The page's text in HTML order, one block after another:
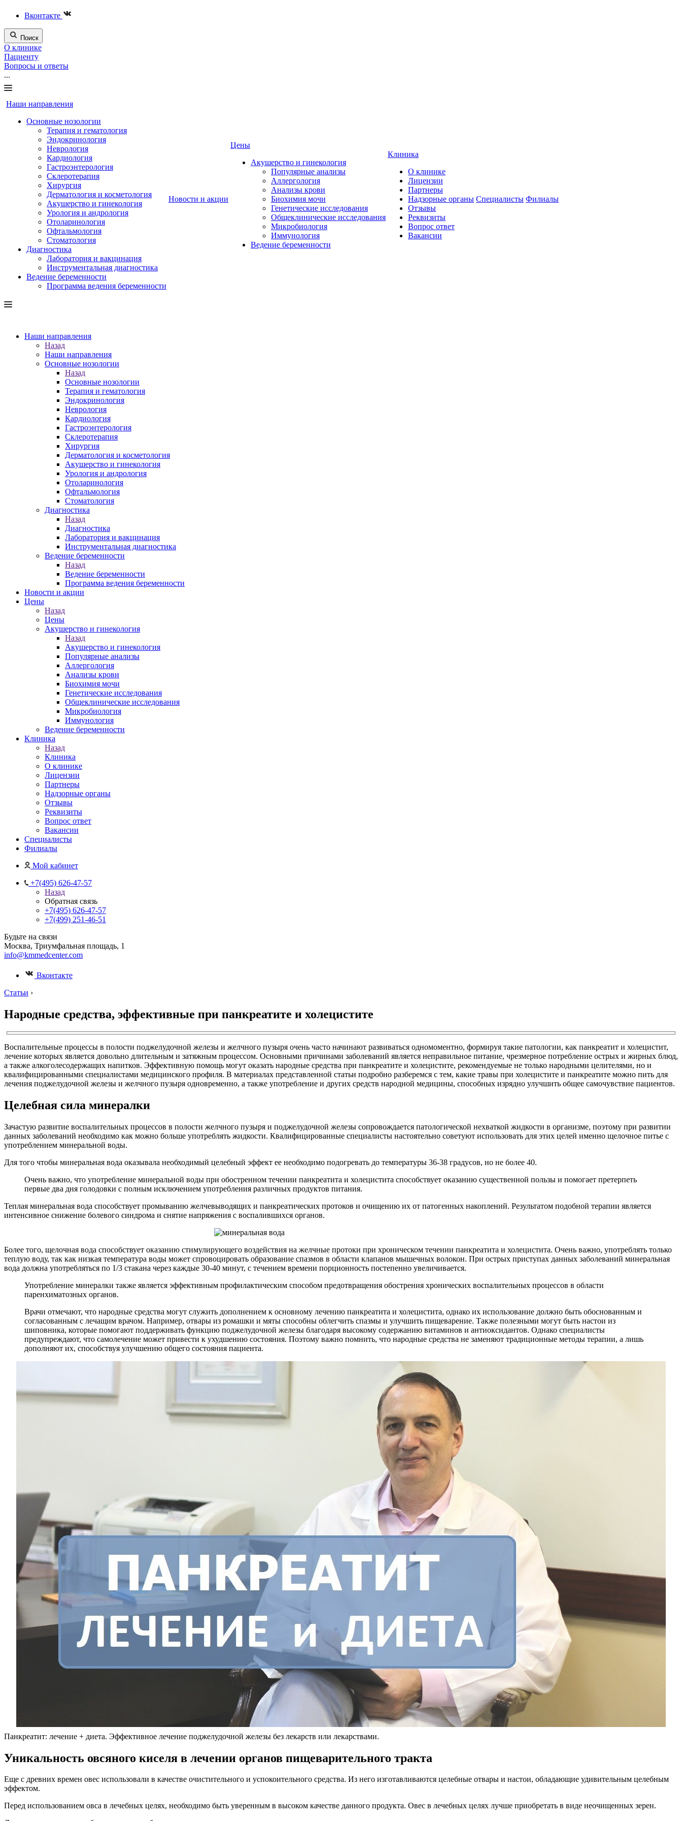
Вконтакте
Поиск
О клинике
Пациенту
Вопросы и ответы
...
Наши направления
Основные нозологии
Терапия и гематология
Эндокринология
Неврология
Кардиология
Гастроэнтерология
Склеротерапия
Хирургия
Дерматология и косметология
Акушерство и гинекология
Урология и андрология
Отоларинология
Офтальмология
Стоматология
Диагностика
Лаборатория и вакцинация
Инструментальная диагностика
Ведение беременности
Программа ведения беременности
Новости и акции
Цены
Акушерство и гинекология
Популярные анализы
Аллергология
Анализы крови
Биохимия мочи
Генетические исследования
Общеклинические исследования
Микробиология
Иммунология
Ведение беременности
Клиника
О клинике
Лицензии
Партнеры
Надзорные органы
Отзывы
Реквизиты
Вопрос ответ
Вакансии
Специалисты Филиалы
Наши направления
Назад
Наши направления
Основные нозологии
Назад
Основные нозологии
Терапия и гематология
Эндокринология
Неврология
Кардиология
Гастроэнтерология
Склеротерапия
Хирургия
Дерматология и косметология
Акушерство и гинекология
Урология и андрология
Отоларинология
Офтальмология
Стоматология
Диагностика
Назад
Диагностика
Лаборатория и вакцинация
Инструментальная диагностика
Ведение беременности
Назад
Ведение беременности
Программа ведения беременности
Новости и акции
Цены
Назад
Цены
Акушерство и гинекология
Назад
Акушерство и гинекология
Популярные анализы
Аллергология
Анализы крови
Биохимия мочи
Генетические исследования
Общеклинические исследования
Микробиология
Иммунология
Ведение беременности
Клиника
Назад
Клиника
О клинике
Лицензии
Партнеры
Надзорные органы
Отзывы
Реквизиты
Вопрос ответ
Вакансии
Специалисты
Филиалы
Мой кабинет
+7(495) 626-47-57
Назад
Обратная связь
+7(495) 626-47-57
+7(499) 251-46-51
Будьте на связи
Москва, Триумфальная площадь, 1
info@kmmedcenter.com
Вконтакте
Статьи ›
Народные средства, эффективные при панкреатите и холецистите
Воспалительные процессы в полости поджелудочной железы и желчного пузыря очень часто начинают развиваться одномоментно, формируя такие патологии, как панкреатит и холецистит,
лечение которых является довольно длительным и затяжным процессом. Основными причинами заболеваний является неправильное питание, чрезмерное потребление острых и жирных блюд,
а также алкоголесодержащих напитков. Эффективную помощь могут оказать народные средства при панкреатите и холецистите, рекомендуемые не только народными целителями, но и
квалифицированными специалистами медицинского профиля. В материалах представленной статьи подробно разберемся с тем, какие травы при холецистите и панкреатите можно пить для
лечения поджелудочной железы и желчного пузыря одновременно, а также употребление и других средств народной медицины, способных изрядно улучшить общее самочувствие пациентов.
Целебная сила минералки
Зачастую развитие воспалительных процессов в полости желчного пузыря и поджелудочной железы сопровождается патологической нехваткой жидкости в организме, поэтому при развитии
данных заболеваний необходимо как можно больше употреблять жидкости. Квалифицированные специалисты настоятельно советуют использовать для этих целей именно щелочное питье с
употреблением минеральной воды.
Для того чтобы минеральная вода оказывала необходимый целебный эффект ее необходимо подогревать до температуры 36-38 градусов, но не более 40.
Очень важно, что употребление минеральной воды при обостренном течении панкреатита и холецистита способствует оказанию существенной пользы и помогает претерпеть
первые два дня голодовки с полным исключением употребления различных продуктов питания.
Теплая минеральная вода способствует промыванию желчевыводящих и панкреатических протоков и очищению их от патогенных накоплений. Результатом подобной терапии является
интенсивное снижение болевого синдрома и снятие напряжения с воспалившихся органов.
Более того, щелочная вода способствует оказанию стимулирующего воздействия на желчные протоки при хроническом течении панкреатита и холецистита. Очень важно, употреблять только
теплую воду, так как низкая температура воды может спровоцировать образование спазмов в области клапанов мышечных волокон. При острых приступах данных заболеваний минеральная
вода должна употребляться по 1/3 стакана через каждые 30-40 минут, с течением времени порционность постепенно увеличивается.
Употребление минералки также является эффективным профилактическим способом предотвращения обострения хронических воспалительных процессов в области
паренхиматозных органов.
Врачи отмечают, что народные средства могут служить дополнением к основному лечению панкреатита и холецистита, однако их использование должно быть обоснованным и
согласованным с лечащим врачом. Например, отвары из ромашки и мяты способны облегчить спазмы и улучшить пищеварение. Также полезными могут быть настои из
шиповника, которые помогают поддерживать функцию поджелудочной железы благодаря высокому содержанию витаминов и антиоксидантов. Однако специалисты
предупреждают, что самолечение может привести к ухудшению состояния. Поэтому важно помнить, что народные средства не заменяют традиционные методы терапии, а лишь
дополняют их, способствуя улучшению общего состояния пациента.
Панкреатит: лечение + диета. Эффективное лечение поджелудочной железы без лекарств или лекарствами.
Уникальность овсяного киселя в лечении органов пищеварительного тракта
Еще с древних времен овес использовали в качестве очистительного и успокоительного средства. Из него изготавливаются целебные отвары и настои, обладающие удивительным целебным
эффектом.
Перед использованием овса в лечебных целях, необходимо быть уверенным в высоком качестве данного продукта. Овес в лечебных целях лучше приобретать в виде неочищенных зерен.